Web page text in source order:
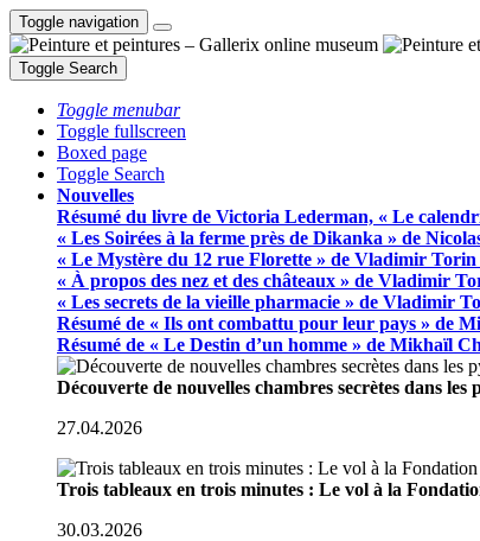
Toggle navigation
Toggle Search
Toggle menubar
Toggle fullscreen
Boxed page
Toggle Search
Nouvelles
Résumé du livre de Victoria Lederman, « Le
« Les Soirées à la ferme près de Dikanka » de
« Le Mystère du 12 rue Florette » de Vladimir Torin
« À propos des nez et des châteaux » de Vladimir
« Les secrets de la vieille pharmacie » de Vladimir
Résumé de « Ils ont combattu pour leur pays » de
Résumé de « Le Destin d’un homme » de Mikhaïl
Découverte de nouvelles chambres secrètes dans
27.04.2026
Trois tableaux en trois minutes : Le vol à la
30.03.2026